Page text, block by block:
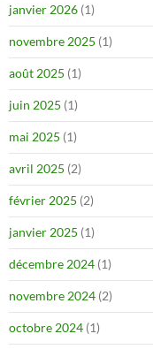
janvier 2026 (1)
novembre 2025 (1)
août 2025 (1)
juin 2025 (1)
mai 2025 (1)
avril 2025 (2)
février 2025 (2)
janvier 2025 (1)
décembre 2024 (1)
novembre 2024 (2)
octobre 2024 (1)